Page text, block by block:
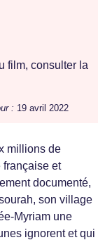
film, consulter la
: 19 avril 2022
millions de
française et
documenté,
son village
Myriam une
ignorent et qui